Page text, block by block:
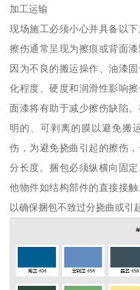
加工运输
现场施工必须小心并具备以
擦伤通常呈现为擦痕或背面
因为不良的搬运操作、油漆
化程度、硬度和润滑性影响
面漆将有助于减少擦伤缺陷
明的、可剥离的膜以避免搬
伤，为避免挠曲引起的擦伤
分长度。捆包必须纵横向固
他物件如结构部件的直接接
以确保捆包不致过分挠曲或引